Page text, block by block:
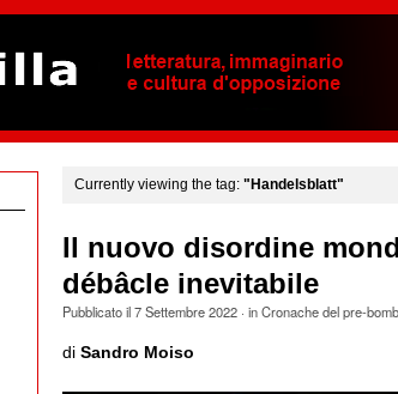
Currently viewing the tag: "Handelsblatt"
Il nuovo disordine
débâcle inevitabile
Pubblicato il7 Settembre 2022· inCronache del pre-
di Sandro Moiso